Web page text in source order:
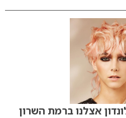
אצלנו ברמת השרון